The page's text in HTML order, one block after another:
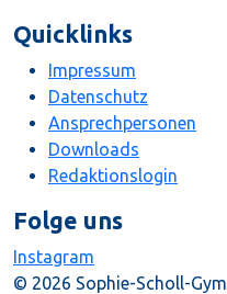
Quicklinks
Impressum
Datenschutz
Ansprechpersonen
Downloads
Redaktionslogin
Folge uns
Instagram
© 2026 Sophie-Scholl-